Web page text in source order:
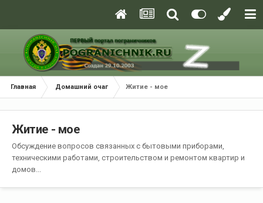
Главная Домашний очаг Житие - мое
Житие - мое
Обсуждение вопросов связанных с бытовыми приборами,
техническими работами, строительством и ремонтом квартир и
домов...